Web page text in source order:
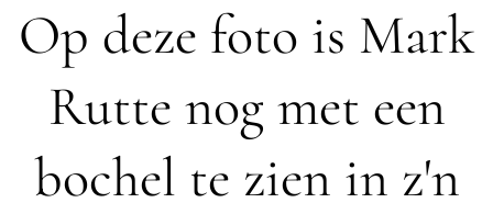
Op deze foto is Mark
Rutte nog met een
bochel te zien in z'n